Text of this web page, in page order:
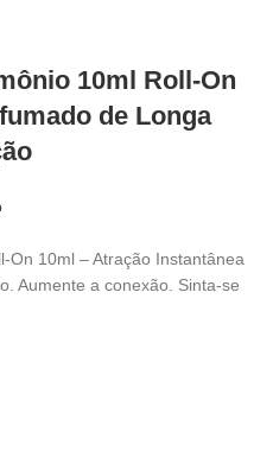
10ml Roll-On
de Longa
On 10ml – Atração Instantânea
Aumente a conexão. Sinta-se